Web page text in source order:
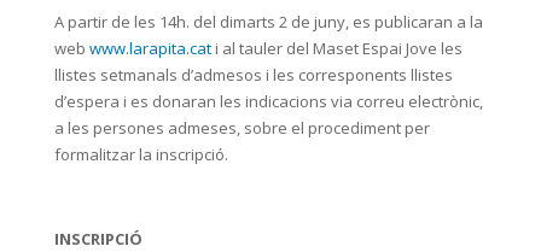
A partir de les 14h. del dimarts 2 de juny, es publicaran a la
web www.larapita.cati al tauler del Maset Espai Jove les
llistes setmanals d’admesos i les corresponents llistes
d’espera i es donaran les indicacions via correu electrònic,
a les persones admeses, sobre el procediment per
formalitzar la inscripció.
INSCRIPCIÓ